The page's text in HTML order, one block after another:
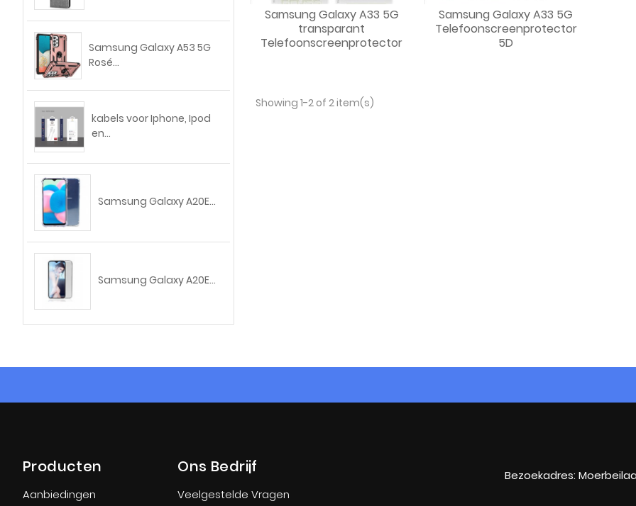
Samsung Galaxy A53 5G
Rosé...
kabels voor Iphone, Ipod
en...
Samsung Galaxy A20E...
Samsung Galaxy A20E...
Samsung Galaxy A33 5G
transparant
Telefoonscreenprotector
Samsung Galaxy A33 5G
Telefoonscreenprotector
5D
Showing 1-2 of 2 item(s)
Producten
Aanbiedingen
Ons Bedrijf
Veelgestelde Vragen
Bezoekadres: